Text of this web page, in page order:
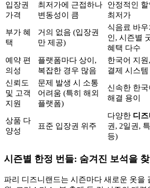
입장권
가격
최저가에 근접하나
변동성이 큼
안정적인
최저가
부가 혜
택
거의 없음 (입장권
만 제공)
식음료 바
인, 시즌별
혜택 다수
예약 편
의성
플랫폼마다 상이,
복잡한 경우 많음
한국어 지
결제 시스템
신뢰도
및 고객
지원
문제 발생 시 소통
어려움 (특히 해외
플랫폼)
신속한 한국
해결 용이
상품 다
양성
표준 입장권 위주
다양한 디즈
권, 2일권,
등)
시즌별 한정 번들: 숨겨진 보석을
파리 디즈니랜드는 시즌마다 새로운 옷을